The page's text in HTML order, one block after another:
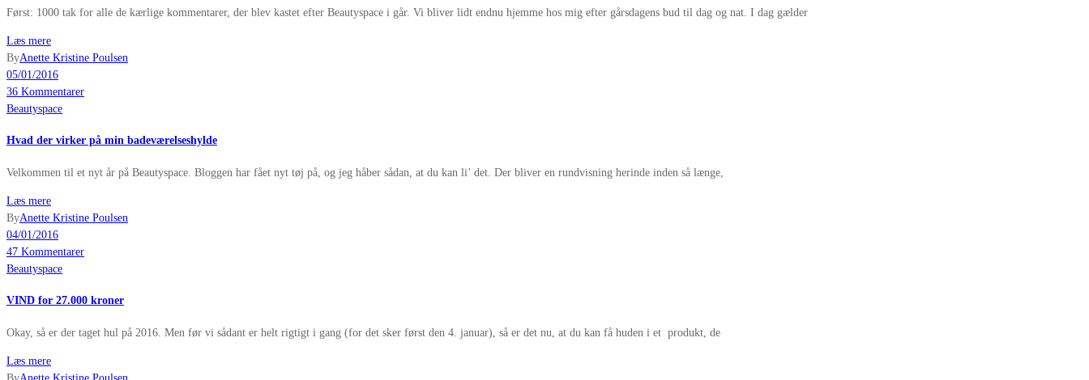
Først: 1000 tak for alle de kærlige kommentarer, der blev kastet efter Beautyspace i går. Vi bliver lidt endnu hjemme hos mig efter gårsdagens bud til dag og nat. I dag gælder
Læs mere
ByAnette Kristine Poulsen
05/01/2016
36 Kommentarer
Beautyspace
Hvad der virker på min badeværelseshylde
Velkommen til et nyt år på Beautyspace. Bloggen har fået nyt tøj på, og jeg håber sådan, at du kan li’ det. Der bliver en rundvisning herinde inden så længe,
Læs mere
ByAnette Kristine Poulsen
04/01/2016
47 Kommentarer
Beautyspace
VIND for 27.000 kroner
Okay, så er der taget hul på 2016. Men før vi sådant er helt rigtigt i gang (for det sker først den 4. januar), så er det nu, at du kan få huden i et produkt, de
Læs mere